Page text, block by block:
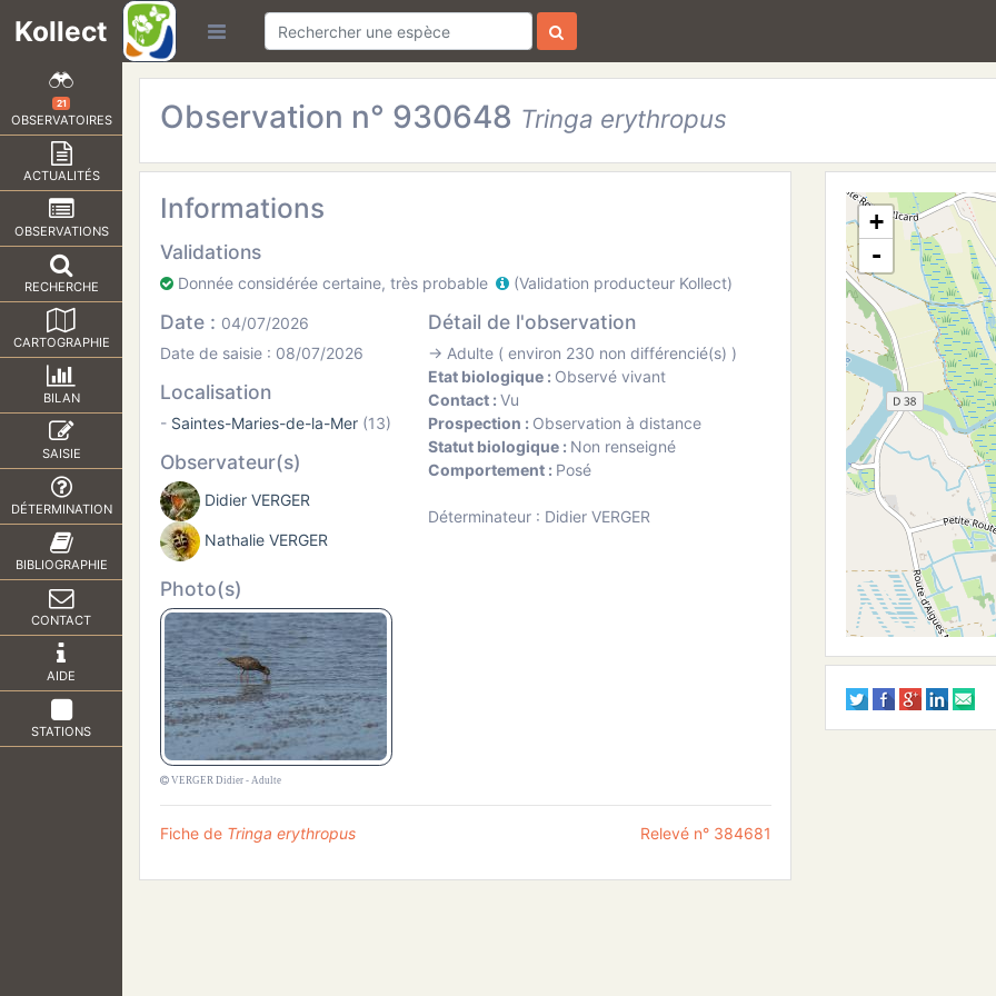
Kollect
21
OBSERVATOIRES
ACTUALITÉS
OBSERVATIONS
RECHERCHE
CARTOGRAPHIE
BILAN
SAISIE
DÉTERMINATION
BIBLIOGRAPHIE
CONTACT
AIDE
STATIONS
Observation n° 930648 Tringa erythropus
Informations
Validations
Donnée considérée certaine, très probable (Validation producteur Kollect)
Date : 04/07/2026
Date de saisie : 08/07/2026
Localisation
- Saintes-Maries-de-la-Mer(13)
Observateur(s)
Didier VERGER
Nathalie VERGER
Détail de l'observation
→ Adulte ( environ 230 non différencié(s) )
Etat biologique : Observé vivant
Contact :Vu
Prospection : Observation à distance
Statut biologique : Non renseigné
Comportement : Posé
Déterminateur : Didier VERGER
Photo(s)
VERGER Didier - Adulte
Fiche de Tringa erythropus Relevé n° 384681
+
-